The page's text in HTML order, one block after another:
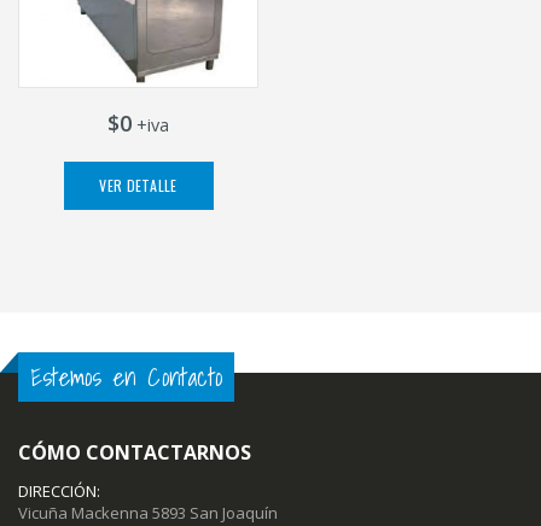
$0 +iva
VER DETALLE
Estemos en Contacto
CÓMO CONTACTARNOS
DIRECCIÓN:
Vicuña Mackenna 5893 San Joaquín